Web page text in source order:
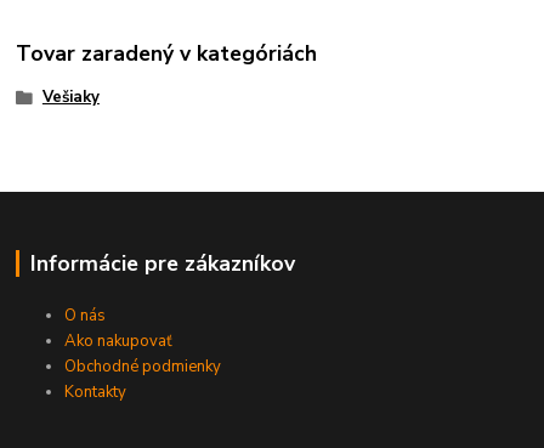
Tovar zaradený v kategóriách
Vešiaky
Informácie pre zákazníkov
O nás
Ako nakupovať
Obchodné podmienky
Kontakty